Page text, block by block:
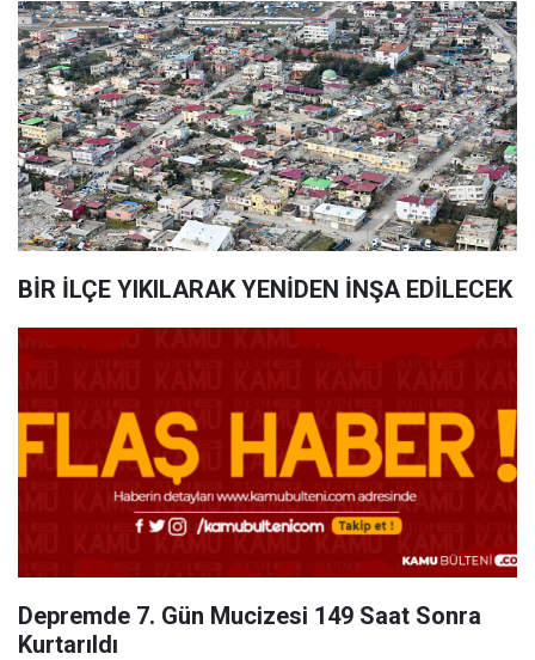
BİR İLÇE YIKILARAK YENİDEN İNŞA EDİLECEK
Depremde 7. Gün Mucizesi 149 Saat Sonra
Kurtarıldı